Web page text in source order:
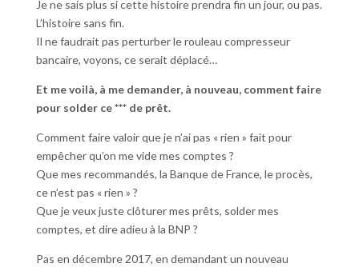
Je ne sais plus si cette histoire prendra fin un jour, ou pas.
L’histoire sans fin.
Il ne faudrait pas perturber le rouleau compresseur
bancaire, voyons, ce serait déplacé…
Et me voilà, à me demander, à nouveau, comment faire
pour solder ce *** de prêt.
Comment faire valoir que je n’ai pas « rien » fait pour
empêcher qu’on me vide mes comptes ?
Que mes recommandés, la Banque de France, le procès,
ce n’est pas « rien » ?
Que je veux juste clôturer mes prêts, solder mes
comptes, et dire adieu à la BNP ?
Pas en décembre 2017, en demandant un nouveau